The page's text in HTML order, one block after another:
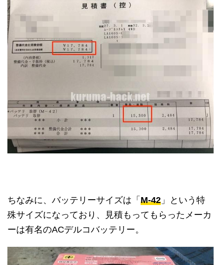
ちなみに、バッテリーサイズは「 M-42 」という特
殊サイズになっており、見積もってもらったメーカ
ーは有名のACデルコバッテリー。